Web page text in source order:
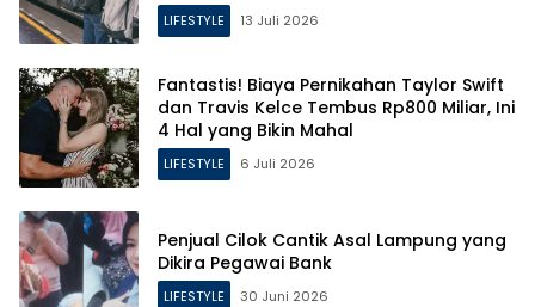
LIFESTYLE 13 Juli 2026
Fantastis! Biaya Pernikahan Taylor Swift
dan Travis Kelce Tembus Rp800 Miliar, Ini
4 Hal yang Bikin Mahal
LIFESTYLE 6 Juli 2026
Penjual Cilok Cantik Asal Lampung yang
Dikira Pegawai Bank
LIFESTYLE 30 Juni 2026